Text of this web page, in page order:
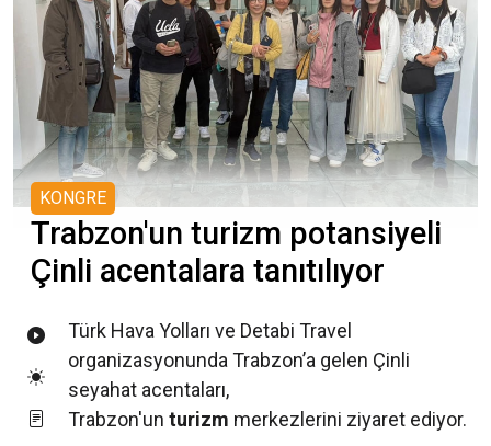
KONGRE
Trabzon'un turizm potansiyeli
Çinli acentalara tanıtılıyor
Türk Hava Yolları ve Detabi Travel
organizasyonunda Trabzon’a gelen Çinli
seyahat acentaları,
Trabzon'un turizm merkezlerini ziyaret ediyor.